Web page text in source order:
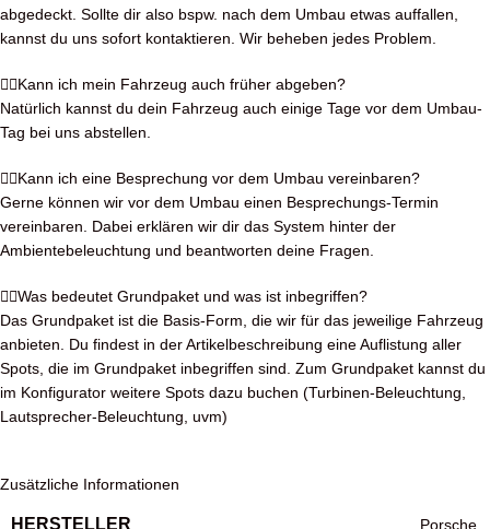
abgedeckt. Sollte dir also bspw. nach dem Umbau etwas auffallen,
kannst du uns sofort kontaktieren. Wir beheben jedes Problem.
Kann ich mein Fahrzeug auch früher abgeben?
Natürlich kannst du dein Fahrzeug auch einige Tage vor dem Umbau-
Tag bei uns abstellen.
Kann ich eine Besprechung vor dem Umbau vereinbaren?
Gerne können wir vor dem Umbau einen Besprechungs-Termin
vereinbaren. Dabei erklären wir dir das System hinter der
Ambientebeleuchtung und beantworten deine Fragen.
Was bedeutet Grundpaket und was ist inbegriffen?
Das Grundpaket ist die Basis-Form, die wir für das jeweilige Fahrzeug
anbieten. Du findest in der Artikelbeschreibung eine Auflistung aller
Spots, die im Grundpaket inbegriffen sind. Zum Grundpaket kannst du
im Konfigurator weitere Spots dazu buchen (Turbinen-Beleuchtung,
Lautsprecher-Beleuchtung, uvm)
Zusätzliche Informationen
HERSTELLER Porsche